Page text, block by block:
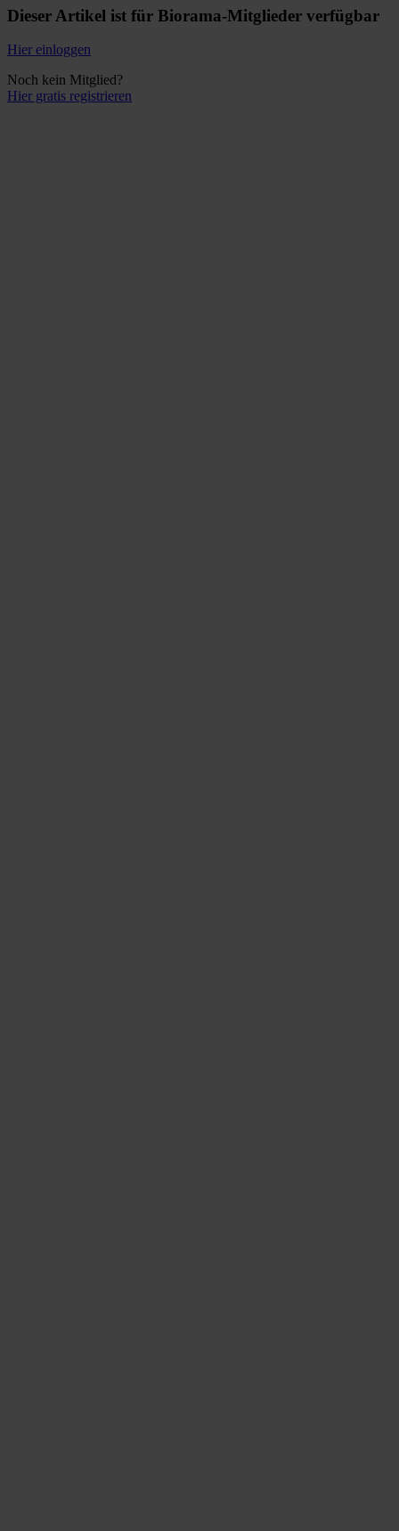
Dieser Artikel ist für Biorama-Mitglieder verfügbar
Hier einloggen
Noch kein Mitglied?
Hier gratis registrieren